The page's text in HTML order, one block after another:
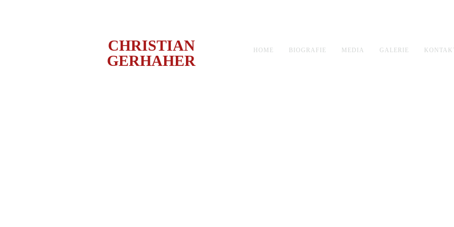
CHRISTIAN
GERHAHER
HOME BIOGRAFIE MEDIA GALERIE